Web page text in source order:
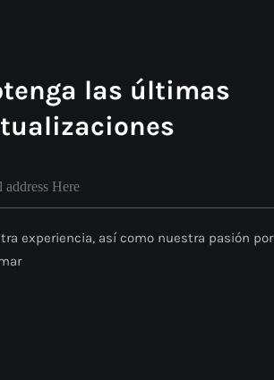
las últimas
experiencia, así como nuestra pasión por